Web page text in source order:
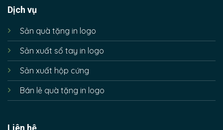
Dịch vụ
Sản quà tặng in logo
Sản xuất sổ tay in logo
Sản xuất hộp cứng
Bán lẻ quà tặng in logo
Liên hệ